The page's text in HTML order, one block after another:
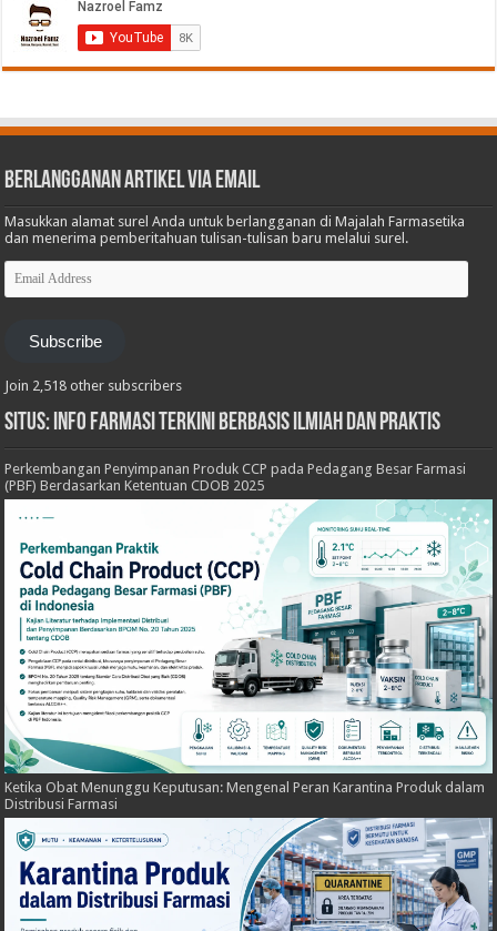
Berlangganan Artikel via Email
Masukkan alamat surel Anda untuk berlangganan di Majalah Farmasetika
dan menerima pemberitahuan tulisan-tulisan baru melalui surel.
Email
Address
Subscribe
Join 2,518 other subscribers
Situs: Info Farmasi Terkini Berbasis Ilmiah dan Praktis
Perkembangan Penyimpanan Produk CCP pada Pedagang Besar Farmasi
(PBF) Berdasarkan Ketentuan CDOB 2025
Ketika Obat Menunggu Keputusan: Mengenal Peran Karantina Produk dalam
Distribusi Farmasi